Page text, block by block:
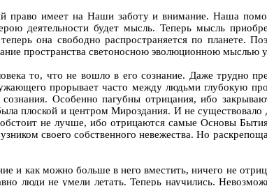
имеет на Наши заботу и внимание. Наша
деятельности будет мысль. Теперь мысль
она свободно распространяется по планете.
пространства светоносною эволюционною мыслью
то, что не вошло в его сознание. Даже трудно
прорывает часто между людьми глубокую
Особенно пагубны отрицания, ибо
плоской и центром Мироздания. И не
не лучше, ибо отрицаются самые Основы
своего собственного невежества. Но
и как можно больше в него вместить, ничего не
люди не умели летать. Теперь научились.